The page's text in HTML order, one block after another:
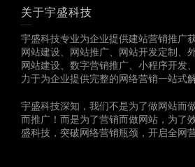
关于宇盛科技
宇盛科技专业为企业提供建站营销推广
网站建设、网站推广、网站开发定制、
网站建设、数字营销推广、小程序开发
力于为企业提供完整的网络营销一站式
宇盛科技深知，我们不是为了做网站而
而推广！而是为了营销而做网站，为了
盛科技，突破网络营销瓶颈，开启全网